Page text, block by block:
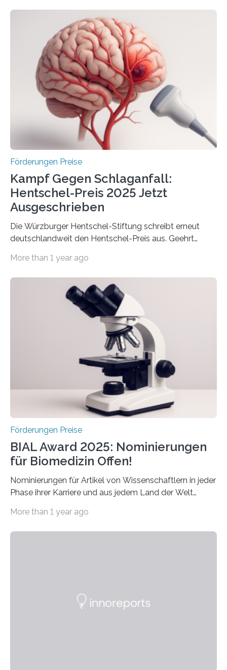
Woche vom Haushaltsausschuss freigegeben – unter
anderem zur Unterstützung der
Industrieforschungsprogramme Industrielle
Gemeinschaftsforschung (IGF), Zentrales
Innovationsprogramm Mittelstand (ZIM) und
Innovationskompetenz INNO-KOM. Auf dem
Innovationstag Mittelstand 2025 am 5. Juni 2025 in
Berlin überbrachte das Bundesministerium für
Wirtschaft und Energie eine gute Nachricht:
Überplanmäßige Verpflichtungsermächtigungen in
Förderungen Preise
Kampf Gegen Schlaganfall:
Hentschel-Preis 2025 Jetzt
Ausgeschrieben
Die Würzburger Hentschel-Stiftung schreibt erneut
deutschlandweit den Hentschel-Preis aus. Geehrt
hochrangige wissenschaftliche Publikation zum Thema
Schlaganfall“ mit Sitz in Würzburg fördert die
Schlaganfallforschung, um die Behandlung der
Betroffenen zu verbessern. Dazu schreibt sie auch in
diesem Jahr wieder deutschlandweit den Hentschel-
Preis aus. Er richtet sich gezielt an jüngere
Forscherinnen und Forscher unter 40 Jahren. Geehrt
werden soll eine herausragende Doktorarbeit oder eine
hochrangige wissenschaftliche Publikation zum Thema
More than 1 year ago
Förderungen Preise
BIAL Award 2025: Nominierungen
für Biomedizin Offen!
Nominierungen für Artikel von Wissenschaftlern in jeder
Phase ihrer Karriere und aus jedem Land der Welt
Leben gerufen, um die bemerkenswertesten
Foundation, des BIAL Award in Biomedicine ist in
More than 1 year ago